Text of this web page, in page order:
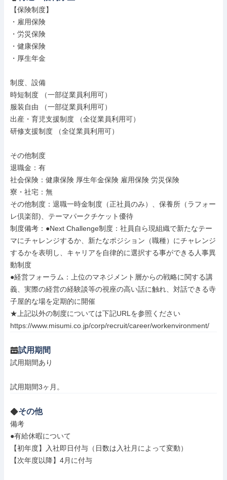
【保険制度】
・雇用保険
・労災保険
・健康保険
・厚生年金
制度、設備
時短制度 （一部従業員利用可）
服装自由 （一部従業員利用可）
出産・育児支援制度 （全従業員利用可）
研修支援制度 （全従業員利用可）
その他制度
退職金：有
社会保険：健康保険 厚生年金保険 雇用保険 労災保険
寮・社宅：無
その他制度：退職一時金制度（正社員のみ）、保養所（ラフォー
レ倶楽部)、テーマパークチケット優待
制度備考：●Next Challenge制度：社員自ら現組織で新たなテー
マにチャレンジするか、新たなポジション（職種）にチャレンジ
するかを表明し、キャリアを自律的に選択する事ができる人事異
動制度
●経営フォーラム：上位のマネジメント層からの戦略に関する講
義、実際の経営の経験談等の視座の高い話に触れ、対話できる寺
子屋的な場を定期的に開催
★上記以外の制度については下記URLを参照ください
https://www.misumi.co.jp/corp/recruit/career/workenvironment/
試用期間
試用期間あり
試用期間3ヶ月。
その他
備考
●有給休暇について
【初年度】入社即日付与（日数は入社月によって変動）
【次年度以降】4月に付与